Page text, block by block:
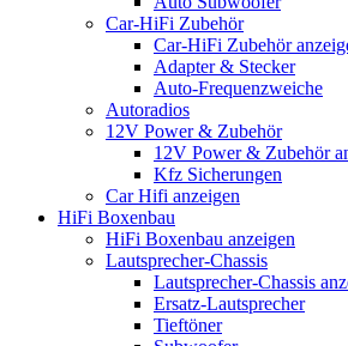
Car-HiFi Zubehör
Car-HiFi Zubehör
Adapter & Stecker
Auto-Frequenzweiche
Autoradios
12V Power & Zubehör
12V Power & Zubehör
Kfz Sicherungen
Car Hifi anzeigen
HiFi Boxenbau
HiFi Boxenbau anzeigen
Lautsprecher-Chassis
Lautsprecher-Chassis
Ersatz-Lautsprecher
Tieftöner